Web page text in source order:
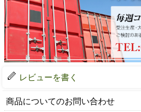
レビューを書く
商品についてのお問い合わせ